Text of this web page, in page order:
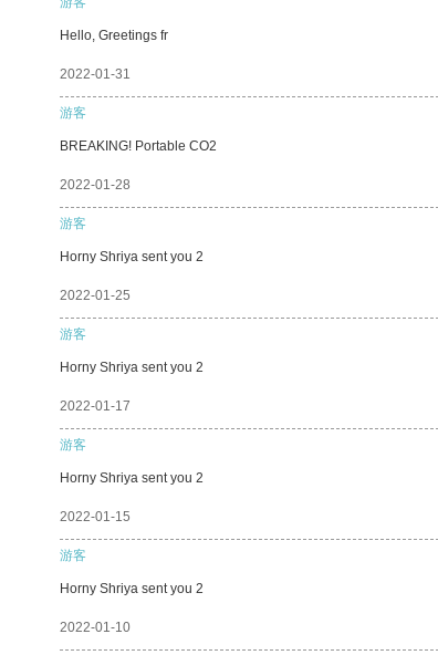
Hello, Greetings fr
2022-01-31
游客
BREAKING! Portable CO2
2022-01-28
游客
Horny Shriya sent you 2
2022-01-25
游客
Horny Shriya sent you 2
2022-01-17
游客
Horny Shriya sent you 2
2022-01-15
游客
Horny Shriya sent you 2
2022-01-10